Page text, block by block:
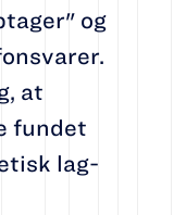
og
at
fundet
lag­